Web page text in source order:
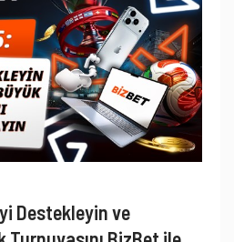
Destekleyin ve